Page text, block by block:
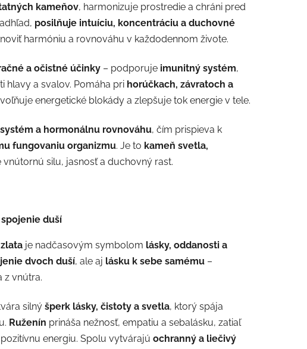
kameňov, harmonizuje prostredie a chráni pred
posilňuje intuíciu, koncentráciu a duchovné
harmóniu a rovnováhu v každodennom živote.
a očistné účinky – podporuje imunitný systém,
hlavy a svalov. Pomáha pri horúčkach, závratoch a
energetické blokády a zlepšuje tok energie v tele.
a hormonálnu rovnováhu, čím prispieva k
fungovaniu organizmu. Je to kameň svetla,
silu, jasnosť a duchovný rast.
duší
je nadčasovým symbolom lásky, oddanosti a
dvoch duší, ale aj lásku k sebe samému –
z vnútra.
silný šperk lásky, čistoty a svetla, ktorý spája
Ruženín prináša nežnosť, empatiu a sebalásku, zatiaľ
energiu. Spolu vytvárajú ochranný a liečivý